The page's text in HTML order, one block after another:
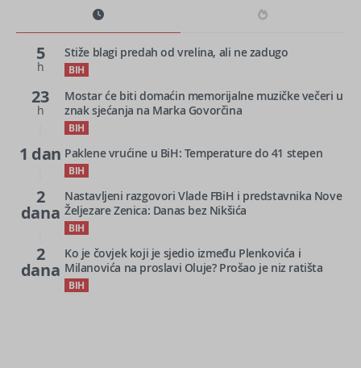
5
h
Stiže blagi predah od vrelina, ali ne zadugo
BIH
23
h
Mostar će biti domaćin memorijalne muzičke večeri u
znak sjećanja na Marka Govorčina
BIH
1 dan Paklene vrućine u BiH: Temperature do 41 stepen
BIH
2
dana
Nastavljeni razgovori Vlade FBiH i predstavnika Nove
Željezare Zenica: Danas bez Nikšića
BIH
2
dana
Ko je čovjek koji je sjedio između Plenkovića i
Milanovića na proslavi Oluje? Prošao je niz ratišta
BIH